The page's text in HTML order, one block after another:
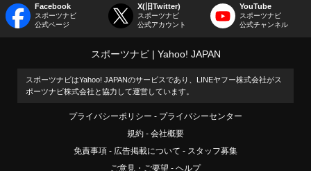
Facebook
スポーツナビ
公式ページ
X(旧Twitter)
スポーツナビ
公式アカウント
YouTube
スポーツナビ
公式チャンネル
スポーツナビ Yahoo! JAPAN
スポーツナビはYahoo! JAPANのサービスであり、LINEヤフー株式会社がス
ポーツナビ株式会社と協力して運営しています。
プライバシーポリシー
プライバシーセンター
規約
会社概要
免責事項
広告掲載について
スタッフ募集
ご意見・ご要望
ヘルプ